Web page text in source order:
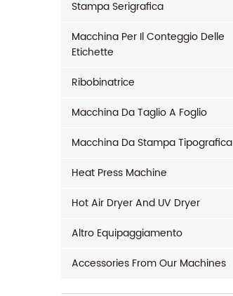
Stampa Serigrafica
Macchina Per Il Conteggio Delle
Etichette
Ribobinatrice
Macchina Da Taglio A Foglio
Macchina Da Stampa Tipografica
Heat Press Machine
Hot Air Dryer And UV Dryer
Altro Equipaggiamento
Accessories From Our Machines